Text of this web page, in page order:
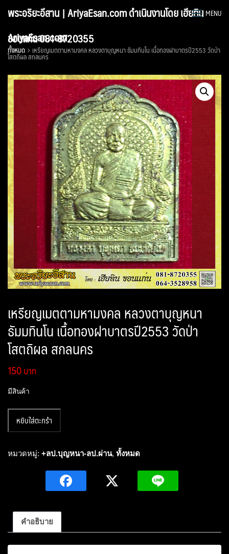
พระอริยะอีสาน | AriyaEsan.com ดำเนินงานโดย เฮียทิน
ขอนแก่น 081-8720355
MENU
AriyaEsan.com
ทั้งหมด เหรียญเมตตามหามงคล หลวงตาบุญหนา ธัมมทินโน เนื้อทองฝาบาตรปี2553 วัดป่า
โสตถิผล สกลนคร
เหรียญเมตตามหามงคล หลวงตาบุญหนา
ธัมมทินโน เนื้อทองฝาบาตรปี2553 วัดป่า
โสตถิผล สกลนคร
150
มีสินค้า
เหรียญ
มหา
หนา
ธัมม
โน
หยิบใส่ตะกร้า
หมวดหมู่: +ลป.บุญหนา-ลป.ผ่าน, ทั้งหมด
คำอธิบาย